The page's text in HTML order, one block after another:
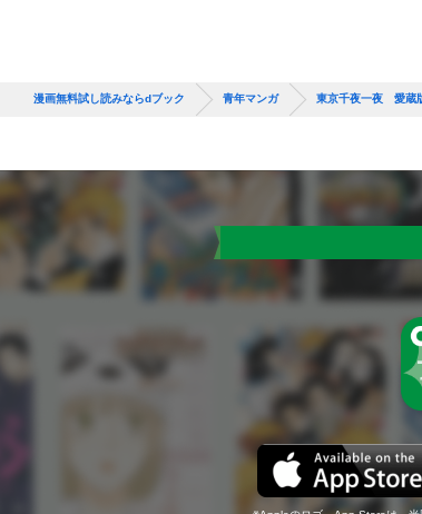
漫画無料試し読みならdブック 青年マンガ 東京千夜一夜 愛蔵